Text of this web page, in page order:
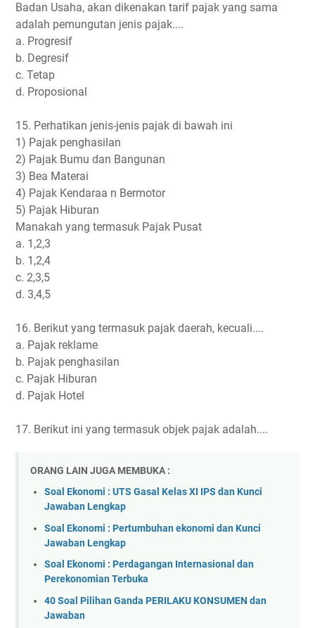
Badan Usaha, akan dikenakan tarif pajak yang sama
adalah pemungutan jenis pajak....
a. Progresif
b. Degresif
c. Tetap
d. Proposional
15. Perhatikan jenis-jenis pajak di bawah ini
1) Pajak penghasilan
2) Pajak Bumu dan Bangunan
3) Bea Materai
4) Pajak Kendaraa n Bermotor
5) Pajak Hiburan
Manakah yang termasuk Pajak Pusat
a. 1,2,3
b. 1,2,4
c. 2,3,5
d. 3,4,5
16. Berikut yang termasuk pajak daerah, kecuali....
a. Pajak reklame
b. Pajak penghasilan
c. Pajak Hiburan
d. Pajak Hotel
17. Berikut ini yang termasuk objek pajak adalah....
ORANG LAIN JUGA MEMBUKA :
Soal Ekonomi : UTS Gasal Kelas XI IPS dan Kunci
Jawaban Lengkap
Soal Ekonomi : Pertumbuhan ekonomi dan Kunci
Jawaban Lengkap
Soal Ekonomi : Perdagangan Internasional dan
Perekonomian Terbuka
40 Soal Pilihan Ganda PERILAKU KONSUMEN dan
Jawaban